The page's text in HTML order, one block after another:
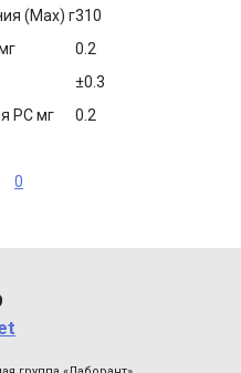
(Max) г310
0.2
±0.3
PC мг
0.2
0